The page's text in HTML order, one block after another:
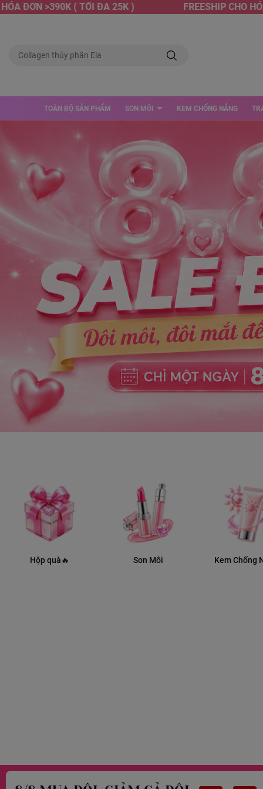
>390K ( TỐI ĐA 25K ) FREESHIP CHO HÓA
TOÀN BỘ SẢN PHẨM SON MÔI KEM CHỐNG NẮNG
Hộp quà🔥 Son Môi Kem Chống